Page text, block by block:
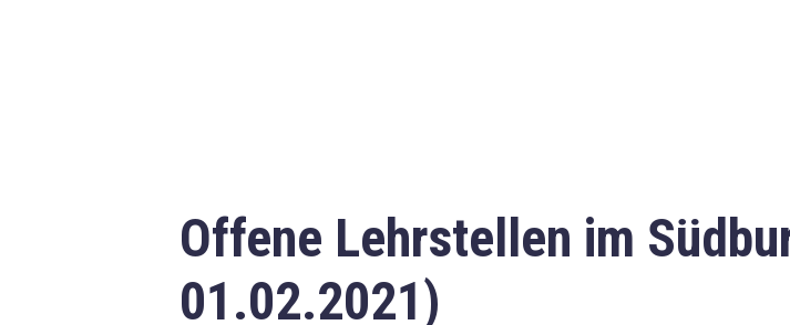
Offene Lehrstellen im
01.02.2021)